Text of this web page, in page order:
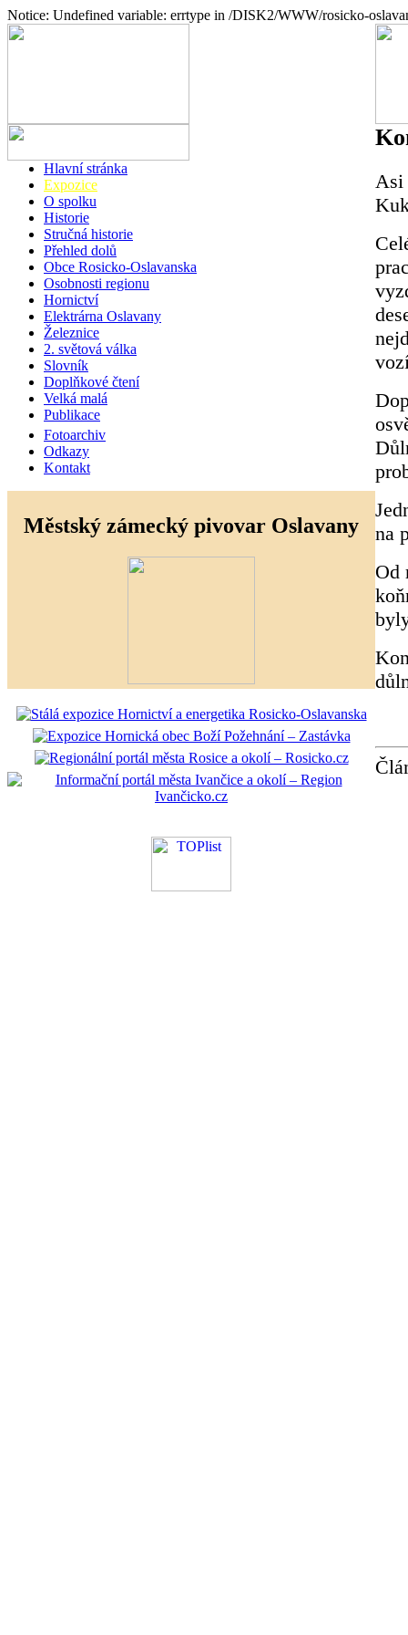
Notice: Undefined variable: errtype in /DISK2/WWW/rosicko-
Hlavní stránka
Expozice
O spolku
Historie
Stručná historie
Přehled dolů
Obce Rosicko-Oslavanska
Osobnosti regionu
Hornictví
Elektrárna Oslavany
Železnice
2. světová válka
Slovník
Doplňkové čtení
Velká malá
Publikace
Fotoarchiv
Odkazy
Kontakt
Městský zámecký pivovar Oslavany
Asi
na
Od